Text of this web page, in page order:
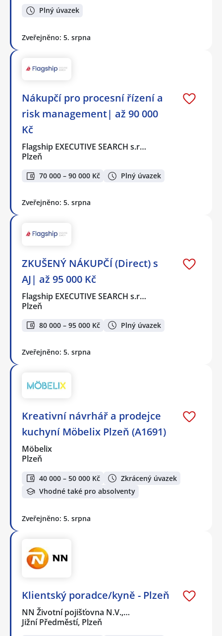
Plný úvazek
Zveřejněno: 5. srpna
Nákupčí pro procesní řízení a
risk management| až 90 000
Kč
Flagship EXECUTIVE SEARCH s.r…
Plzeň
70 000 – 90 000 Kč Plný úvazek
Zveřejněno: 5. srpna
ZKUŠENÝ NÁKUPČÍ (Direct) s
AJ| až 95 000 Kč
Flagship EXECUTIVE SEARCH s.r…
Plzeň
80 000 – 95 000 Kč Plný úvazek
Zveřejněno: 5. srpna
Kreativní návrhář a prodejce
kuchyní Möbelix Plzeň (A1691)
Möbelix
Plzeň
40 000 – 50 000 Kč
Zkrácený úvazek
Vhodné také pro absolventy
Zveřejněno: 5. srpna
Klientský poradce/kyně - Plzeň
NN Životní pojišťovna N.V.,…
Jižní Předměstí, Plzeň